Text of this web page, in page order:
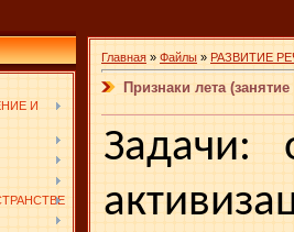
И
Главная » Файлы » РАЗВИТИЕ
Признаки лета
Задачи: